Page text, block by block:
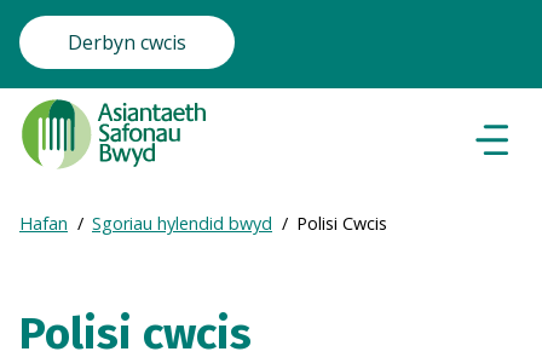
Derbyn cwcis
Food
Standards
Agency
Frontpage
Breadcrumb
Expand
breadcrumb
Hafan Sgoriau hylendid bwyd Polisi Cwcis
Polisi cwcis